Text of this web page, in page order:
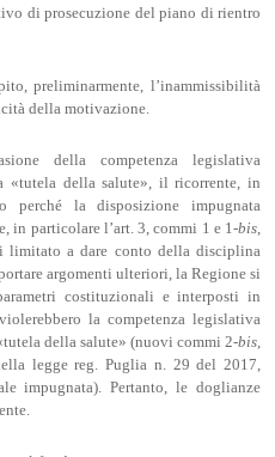
di prosecuzione del piano di rientro
preliminarmente, l’inammissibilità
della motivazione.
della competenza legislativa
«tutela della salute», il ricorrente, in
perché la disposizione impugnata
in particolare l’art. 3, commi 1 e 1-bis,
limitato a dare conto della disciplina
argomenti ulteriori, la Regione si
costituzionali e interposti in
la competenza legislativa
della salute» (nuovi commi 2-bis,
legge reg. Puglia n. 29 del 2017,
impugnata). Pertanto, le doglianze